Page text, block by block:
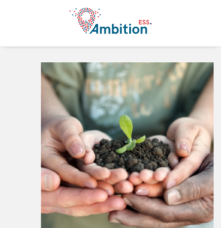
Aller au contenu principal